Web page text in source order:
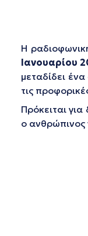
Η
Ιανουαρίου
μεταδίδει
τις
Πρόκειται
ο ανθρώπινος